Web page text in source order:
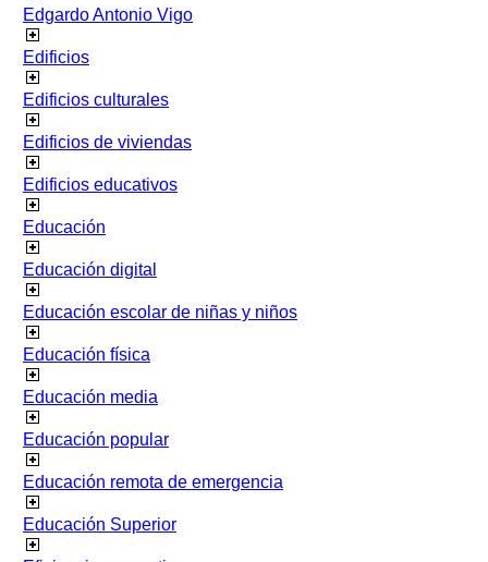
Edgardo Antonio Vigo
Edificios
Edificios culturales
Edificios de viviendas
Edificios educativos
Educación
Educación digital
Educación escolar de niñas y niños
Educación física
Educación media
Educación popular
Educación remota de emergencia
Educación Superior